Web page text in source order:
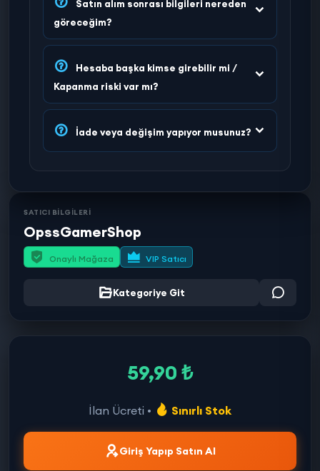
Satın alım sonrası bilgileri nereden
göreceğim?
Hesaba başka kimse girebilir mi /
Kapanma riski var mı?
İade veya değişim yapıyor musunuz?
SATICI BİLGİLERİ
OpssGamerShop
Onaylı Mağaza VIP Satıcı
Kategoriye Git
59,90 ₺
İlan Ücreti • Sınırlı Stok
Giriş Yapıp Satın Al